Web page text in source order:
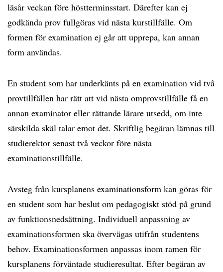
läsår veckan före höstterminsstart. Därefter kan ej
godkända prov fullgöras vid nästa kurstillfälle. Om
formen för examination ej går att upprepa, kan annan
form användas.
En student som har underkänts på en examination vid två
provtillfällen har rätt att vid nästa omprovstillfälle få en
annan examinator eller rättande lärare utsedd, om inte
särskilda skäl talar emot det. Skriftlig begäran lämnas till
studierektor senast två veckor före nästa
examinationstillfälle.
Avsteg från kursplanens examinationsform kan göras för
en student som har beslut om pedagogiskt stöd på grund
av funktionsnedsättning. Individuell anpassning av
examinationsformen ska övervägas utifrån studentens
behov. Examinationsformen anpassas inom ramen för
kursplanens förväntade studieresultat. Efter begäran av